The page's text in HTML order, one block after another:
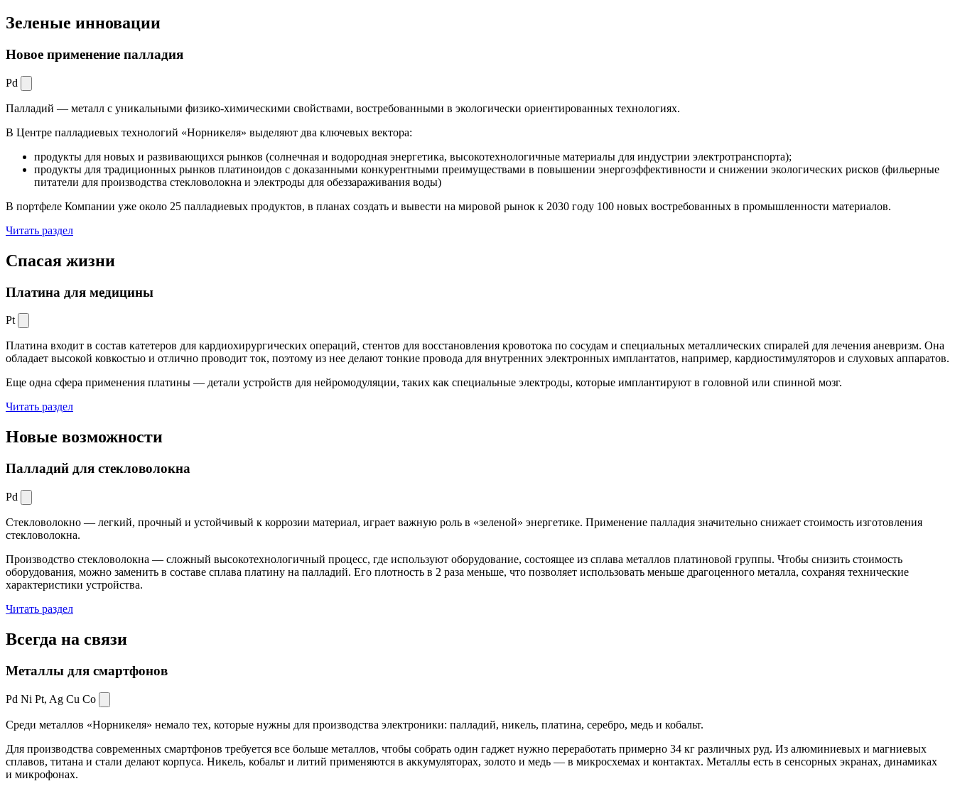
Зеленые инновации
Новое применение палладия
Pd
Палладий — металл с уникальными физико-химическими свойствами, востребованными в экологически ориентированных технологиях.
В Центре палладиевых технологий «Норникеля» выделяют два ключевых вектора:
продукты для новых и развивающихся рынков (солнечная и водородная энергетика, высокотехнологичные материалы для индустрии электротранспорта);
продукты для традиционных рынков платиноидов с доказанными конкурентными преимуществами в повышении энергоэффективности и снижении экологических рисков (фильерные
питатели для производства стекловолокна и электроды для обеззараживания воды)
В портфеле Компании уже около 25 палладиевых продуктов, в планах создать и вывести на мировой рынок к 2030 году 100 новых востребованных в промышленности материалов.
Читать раздел
Спасая жизни
Платина для медицины
Pt
Платина входит в состав катетеров для кардиохирургических операций, стентов для восстановления кровотока по сосудам и специальных металлических спиралей для лечения аневризм. Она
обладает высокой ковкостью и отлично проводит ток, поэтому из нее делают тонкие провода для внутренних электронных имплантатов, например, кардиостимуляторов и слуховых аппаратов.
Еще одна сфера применения платины — детали устройств для нейромодуляции, таких как специальные электроды, которые имплантируют в головной или спинной мозг.
Читать раздел
Новые возможности
Палладий для стекловолокна
Pd
Стекловолокно — легкий, прочный и устойчивый к коррозии материал, играет важную роль в «зеленой» энергетике. Применение палладия значительно снижает стоимость изготовления
стекловолокна.
Производство стекловолокна — сложный высокотехнологичный процесс, где используют оборудование, состоящее из сплава металлов платиновой группы. Чтобы снизить стоимость
оборудования, можно заменить в составе сплава платину на палладий. Его плотность в 2 раза меньше, что позволяет использовать меньше драгоценного металла, сохраняя технические
характеристики устройства.
Читать раздел
Всегда на связи
Металлы для смартфонов
Pd Ni Pt, Ag Cu Co
Среди металлов «Норникеля» немало тех, которые нужны для производства электроники: палладий, никель, платина, серебро, медь и кобальт.
Для производства современных смартфонов требуется все больше металлов, чтобы собрать один гаджет нужно переработать примерно 34 кг различных руд. Из алюминиевых и магниевых
сплавов, титана и стали делают корпуса. Никель, кобальт и литий применяются в аккумуляторах, золото и медь — в микросхемах и контактах. Металлы есть в сенсорных экранах, динамиках
и микрофонах.